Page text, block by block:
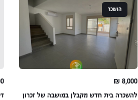
הושכר
8,000
₪
להשכרה בית חדש מקבלן במושבה של זכרון